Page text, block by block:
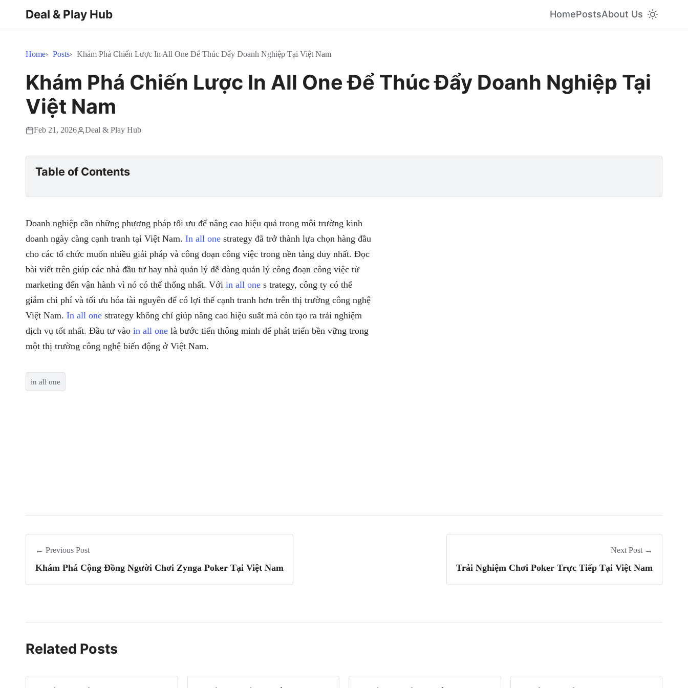
Deal & Play Hub HomePostsAbout Us
Home Posts Khám Phá Chiến Lược In All One Để Thúc Đẩy Doanh Nghiệp Tại Việt Nam
Khám Phá Chiến Lược In All One Để Thúc Đẩy Doanh Nghiệp Tại
Việt Nam
Feb 21, 2026 Deal & Play Hub
Table of Contents
Doanh nghiệp cần những phương pháp tối ưu để nâng cao hiệu quả trong môi trường kinh
doanh ngày càng cạnh tranh tại Việt Nam. In all one strategy đã trở thành lựa chọn hàng đầu
cho các tổ chức muốn nhiều giải pháp và công đoạn công việc trong nền tảng duy nhất. Đọc
bài viết trên giúp các nhà đầu tư hay nhà quản lý dễ dàng quản lý công đoạn công việc từ
marketing đến vận hành vì nó có thể thống nhất. Với in all one s trategy, công ty có thể
giảm chi phí và tối ưu hóa tài nguyên để có lợi thế cạnh tranh hơn trên thị trường công nghệ
Việt Nam. In all one strategy không chỉ giúp nâng cao hiệu suất mà còn tạo ra trải nghiệm
dịch vụ tốt nhất. Đầu tư vào in all one là bước tiến thông minh để phát triển bền vững trong
một thị trường công nghệ biến động ở Việt Nam.
in all one
← Previous Post
Khám Phá Cộng Đồng Người Chơi Zynga Poker Tại Việt Nam
Next Post →
Trải Nghiệm Chơi Poker Trực Tiếp Tại Việt Nam
Related Posts